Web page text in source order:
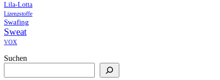
Lila-Lotta
Lizenzstoffe
Swafing
Sweat
VOX
Suchen